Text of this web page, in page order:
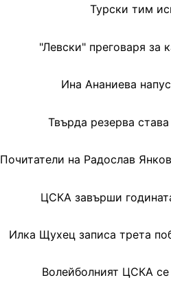
Турски тим
"Левски" преговаря за
Ина Ананиева
Твърда резерва
Почитатели на Радослав
ЦСКА завърши
Илка Щухец записа трета
Волейболният ЦСКА